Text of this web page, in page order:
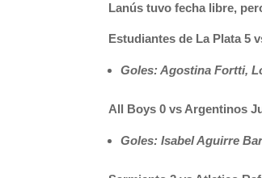
Lanús tuvo fecha libre,
Estudiantes de La Plata 5
Goles: Agostina Fortti,
All Boys 0 vs Argentinos
Goles: Isabel Aguirre